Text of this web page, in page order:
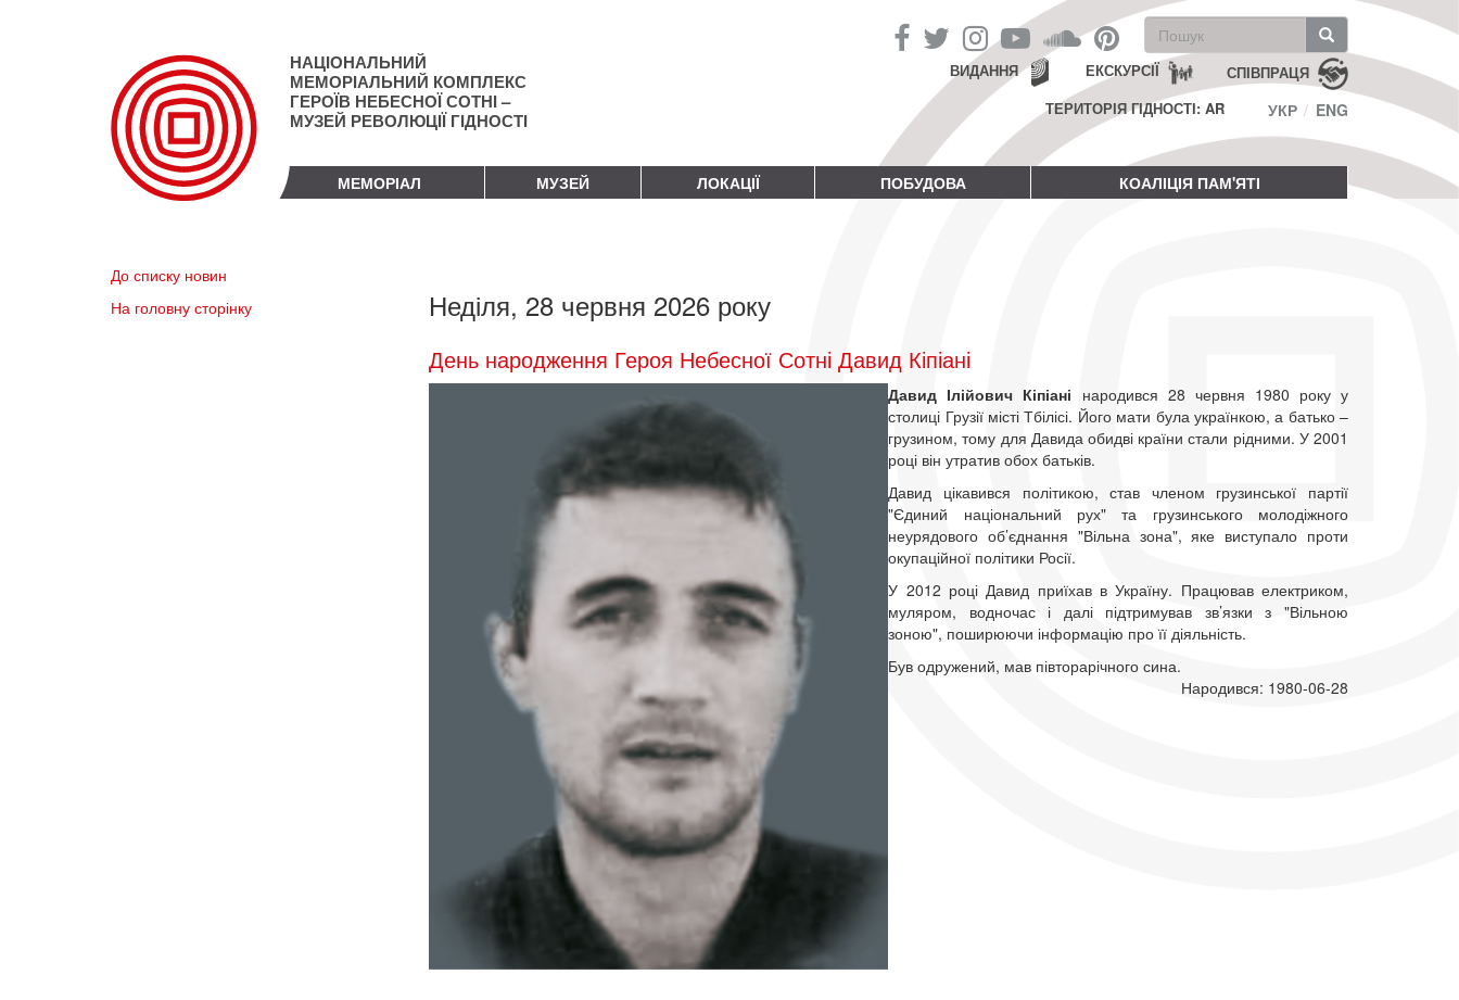
НАЦІОНАЛЬНИЙ
МЕМОРІАЛЬНИЙ КОМПЛЕКС
ГЕРОЇВ НЕБЕСНОЇ СОТНІ –
МУЗЕЙ РЕВОЛЮЦІЇ ГІДНОСТІ
Пошукова
форма
Пошук СПІВПРАЦЯ
ЕКСКУРСІЇ
ВИДАННЯ
ТЕРИТОРІЯ ГІДНОСТІ: AR
УКР ENG
МЕМОРІАЛ МУЗЕЙ ЛОКАЦІЇ ПОБУДОВА КОАЛІЦІЯ ПАМ'ЯТІ
До списку новин
На головну сторінку
Неділя, 28 червня 2026 року
День народження Героя Небесної Сотні Давид Кіпіані
Давид Ілійович Кіпіані народився 28 червня 1980 року у
столиці Грузії місті Тбілісі. Його мати була українкою, а батько –
грузином, тому для Давида обидві країни стали рідними. У 2001
році він утратив обох батьків.
Давид цікавився політикою, став членом грузинської партії
"Єдиний національний рух" та грузинського молодіжного
неурядового об’єднання "Вільна зона", яке виступало проти
окупаційної політики Росії.
У 2012 році Давид приїхав в Україну. Працював електриком,
муляром, водночас і далі підтримував зв’язки з "Вільною
зоною", поширюючи інформацію про її діяльність.
Був одружений, мав півторарічного сина.
Народився: 1980-06-28